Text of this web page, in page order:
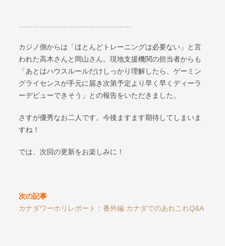
カジノ側からは「ほとんどトレーニングは必要ない」と言
われた高木さんと岡山さん。現地支援機関の担当者からも
「あとはハウスルールだけしっかり理解したら、ゲーミン
グライセンスが手元に届き次第予定より早く早くディーラ
ーデビューできそう」との報告をいただきました。
さすが優秀なお二人です。今後ますます期待してしまいま
すね！
では、次回の更新をお楽しみに！
次の記事
カナダワーホリレポート：番外編 カナダでのあれこれQ&A